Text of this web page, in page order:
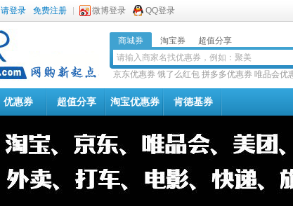
请登录 免费注册 微博登录 QQ登录
商城券 淘宝券 超值分享
京东优惠券 饿了么红包 拼多多优惠券 唯品会优
优惠券 超值分享 淘宝优惠券 肯德基券